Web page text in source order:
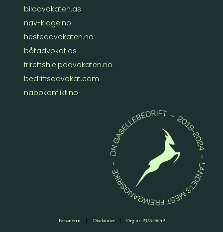
biladvokaten.as
nav-klage.no
hesteadvokaten.no
båtadvokat.as
frirettshjelpadvokaten.no
bedriftsadvokat.com
nabokonflikt.no
Personvern| Disclaimer| Org nr. 932540649